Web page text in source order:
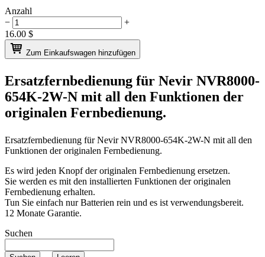
Anzahl
−
+
16.00 $
Zum Einkaufswagen hinzufügen
Ersatzfernbedienung für Nevir NVR8000-
654K-2W-N mit all den Funktionen der
originalen Fernbedienung.
Ersatzfernbedienung fürNevir NVR8000-654K-2W-N mit all den
Funktionen der originalen Fernbedienung.
Es wird jeden Knopf der originalen Fernbedienung ersetzen.
Sie werden es mit den installierten Funktionen der originalen
Fernbedienung erhalten.
Tun Sie einfach nur Batterien rein und es ist verwendungsbereit.
12 Monate Garantie.
Suchen